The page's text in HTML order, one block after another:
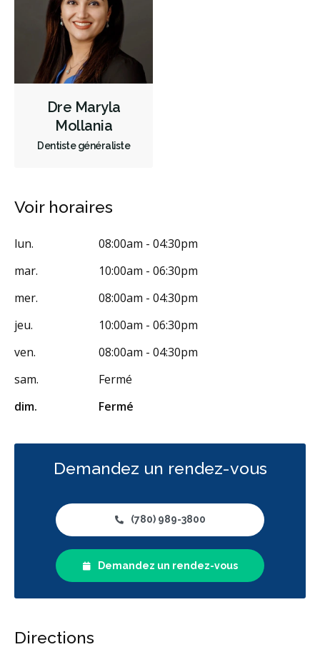
Endodontie Chirurgie buccale
Hygiène préventive et nettoyages
Moins
Dre Maryla
Mollania
Dentiste généraliste
Voir horaires
lun.
08:00am - 04:30pm
mar.
10:00am - 06:30pm
mer.
08:00am - 04:30pm
jeu.
10:00am - 06:30pm
ven.
08:00am - 04:30pm
sam.
Fermé
dim.
Fermé
Demandez un rendez-vous
(780) 989-3800
Demandez un rendez-vous
Directions